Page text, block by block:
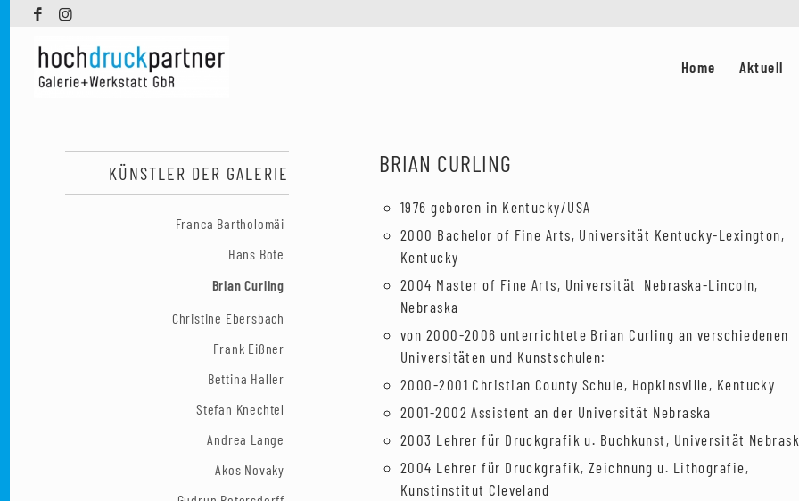
Home Aktuell
BRIAN CURLING
1976 geboren in Kentucky/USA
2000 Bachelor of Fine Arts, Universität Kentucky-Lexington,
Kentucky
2004 Master of Fine Arts, Universität Nebraska-Lincoln,
Nebraska
von 2000-2006 unterrichtete Brian Curling an verschiedenen
Universitäten und Kunstschulen:
2000-2001 Christian County Schule, Hopkinsville, Kentucky
2001-2002 Assistent an der Universität Nebraska
2003 Lehrer für Druckgrafik u. Buchkunst, Universität
2004 Lehrer für Druckgrafik, Zeichnung u. Lithografie,
Kunstinstitut Cleveland
KÜNSTLER DER GALERIE
Franca Bartholomäi
Hans Bote
Brian Curling
Christine Ebersbach
Frank Eißner
Bettina Haller
Stefan Knechtel
Andrea Lange
Akos Novaky